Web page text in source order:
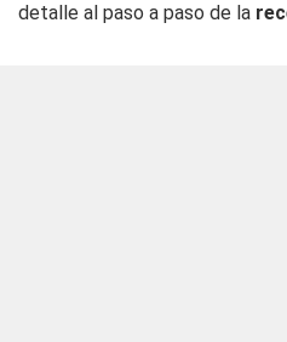
detalle al paso a paso de la